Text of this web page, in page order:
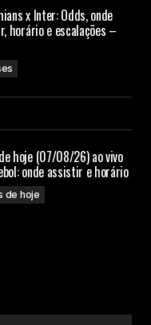
x Inter: Odds, onde
horário e escalações –
hoje (07/08/26) ao vivo
onde assistir e horário
de hoje